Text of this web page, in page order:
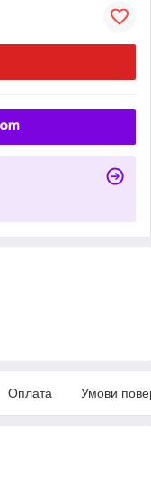
Оплата Умови